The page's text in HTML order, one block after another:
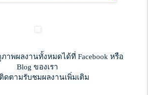
าพผลงานทั้งหมดได้ที่ Facebook หรือ
Blog ของเรา
ดตามรับชมผลงานเพิ่มเติม